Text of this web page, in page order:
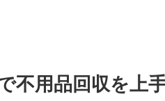
不用品回収を上